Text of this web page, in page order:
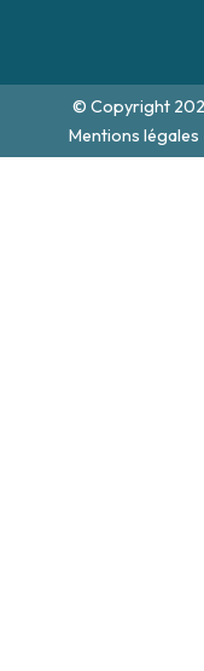
© Copyright
Mentions légales